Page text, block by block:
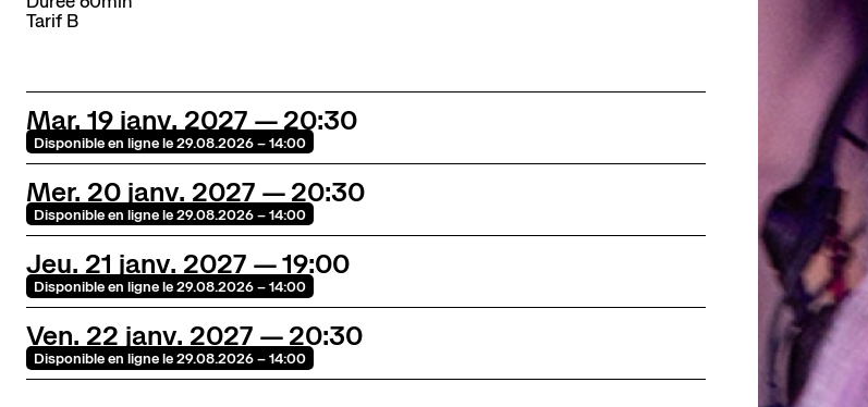
Tarif B
Mar. 19 janv. 2027 20:30
Disponible en ligne le 29.08.2026 – 14:00
Mer. 20 janv. 2027 20:30
Disponible en ligne le 29.08.2026 – 14:00
Jeu. 21 janv. 2027 19:00
Disponible en ligne le 29.08.2026 – 14:00
Ven. 22 janv. 2027 20:30
Disponible en ligne le 29.08.2026 – 14:00
Soutiens et mécénat
Emplois
Contact